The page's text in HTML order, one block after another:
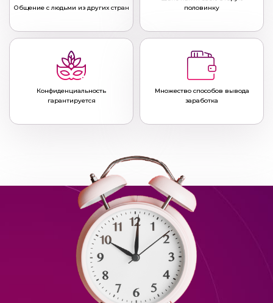
Общение с людьми из других стран
половинку
Конфиденциальность
гарантируется
Множество способов вывода
заработка